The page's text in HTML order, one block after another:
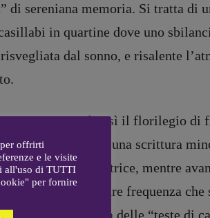
di sereniana memoria. Si tratta di
in quartine dove uno
dal sonno, e risalente
quest’opera, bensì il florilegio di
infedeli. Figli di una scrittura
si rivolge, l’autrice, mentre
quella particolare frequenza che
L’identità delle “teste di
offrirti
e le visite
all'uso di TUTTI
per fornire